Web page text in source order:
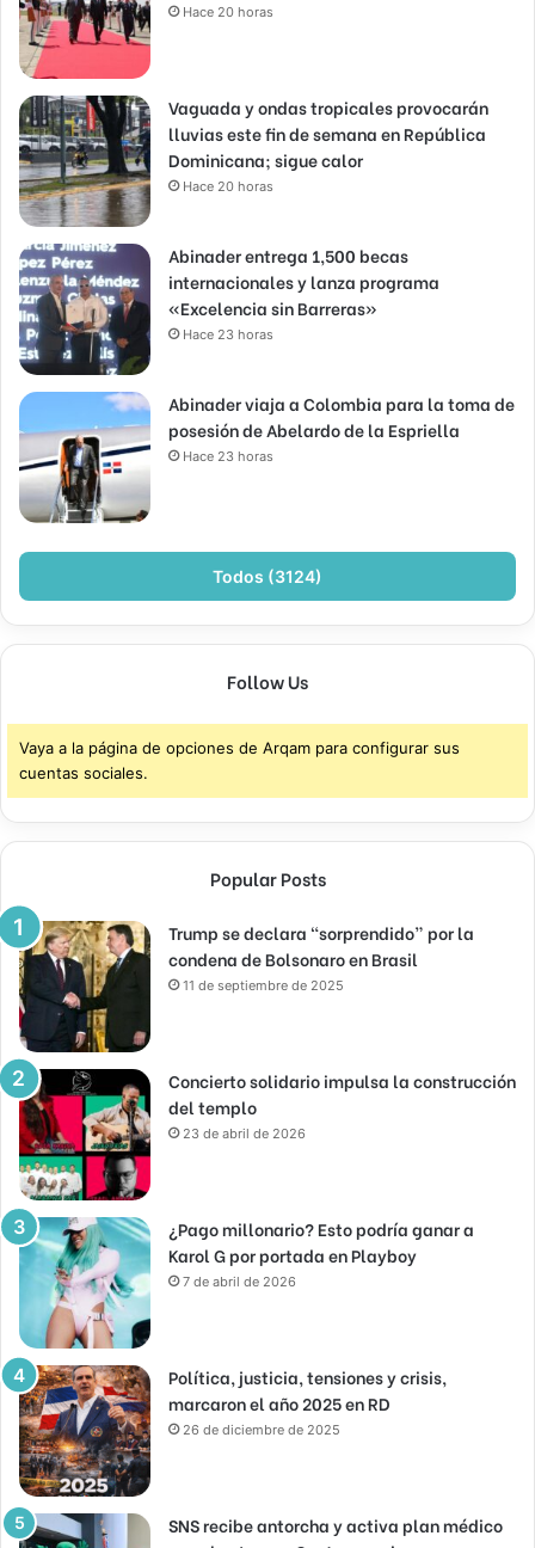
Hace 20 horas
Vaguada y ondas tropicales provocarán
lluvias este fin de semana en República
Dominicana; sigue calor
Hace 20 horas
Abinader entrega 1,500 becas
internacionales y lanza programa
«Excelencia sin Barreras»
Hace 23 horas
Abinader viaja a Colombia para la toma de
posesión de Abelardo de la Espriella
Hace 23 horas
Todos (3124)
Follow Us
Vaya a la página de opciones de Arqam para configurar sus
cuentas sociales.
Popular Posts
Trump se declara “sorprendido” por la
condena de Bolsonaro en Brasil
11 de septiembre de 2025
Concierto solidario impulsa la construcción
del templo
23 de abril de 2026
¿Pago millonario? Esto podría ganar a
Karol G por portada en Playboy
7 de abril de 2026
Política, justicia, tensiones y crisis,
marcaron el año 2025 en RD
26 de diciembre de 2025
SNS recibe antorcha y activa plan médico